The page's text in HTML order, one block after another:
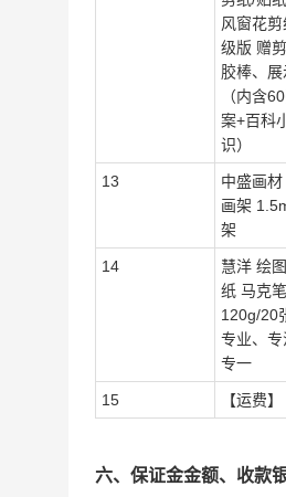
风窗花剪
级版 赠剪
胶棒、
（内含
案+百科
识）
13
中盛画
画架
架
14
慧洋 绘
纸 马克
120g/20
专业、专
专一
15 【运费】
六、保证金金额、收款